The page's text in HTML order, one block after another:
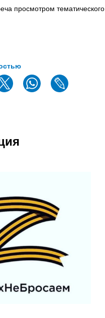
просмотром тематического